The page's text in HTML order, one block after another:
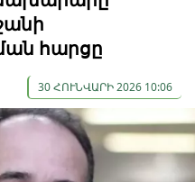
հարցը
30 ՀՈՒՆՎԱՐԻ 2026 10:06